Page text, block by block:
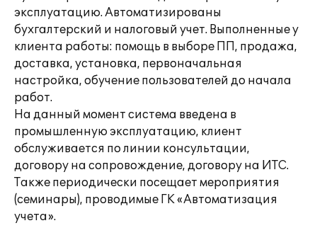
эксплуатацию. Автоматизированы
бухгалтерский и налоговый учет. Выполненные у
клиента работы: помощь в выборе ПП, продажа,
доставка, установка, первоначальная
настройка, обучение пользователей до начала
работ.
На данный момент система введена в
промышленную эксплуатацию, клиент
обслуживается по линии консультации,
договору на сопровождение, договору на ИТС.
Также периодически посещает мероприятия
(семинары), проводимые ГК «Автоматизация
учета».